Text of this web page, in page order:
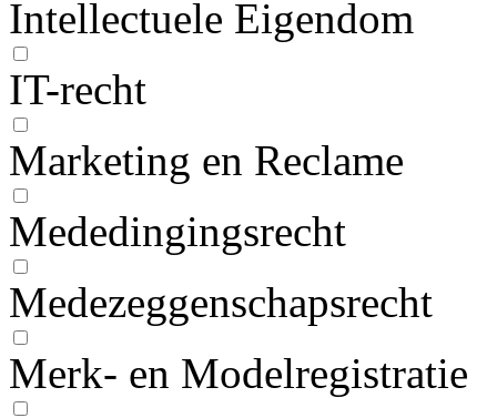
Intellectuele Eigendom
IT-recht
Marketing en Reclame
Mededingingsrecht
Medezeggenschapsrecht
Merk- en Modelregistratie